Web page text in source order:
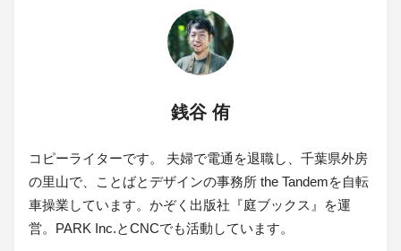
銭谷 侑
コピーライターです。 夫婦で電通を退職し、千葉県外房
の里山で、ことばとデザインの事務所 the Tandemを自転
車操業しています。かぞく出版社『庭ブックス』を運
営。PARK Inc.とCNCでも活動しています。